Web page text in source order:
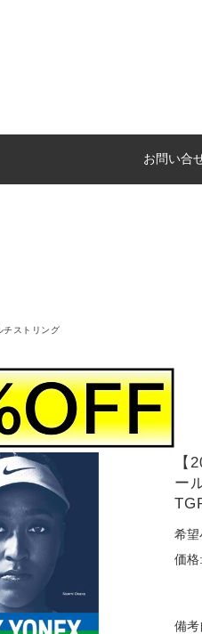
お問い合
チストリング
【
ー
希望
価格:
備考